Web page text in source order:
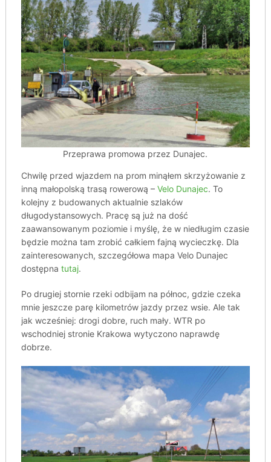
Przeprawa promowa przez Dunajec.
Chwilę przed wjazdem na prom minąłem skrzyżowanie z
inną małopolską trasą rowerową – Velo Dunajec. To
kolejny z budowanych aktualnie szlaków
długodystansowych. Pracę są już na dość
zaawansowanym poziomie i myślę, że w niedługim czasie
będzie można tam zrobić całkiem fajną wycieczkę. Dla
zainteresowanych, szczegółowa mapa Velo Dunajec
dostępna tutaj.
Po drugiej stornie rzeki odbijam na północ, gdzie czeka
mnie jeszcze parę kilometrów jazdy przez wsie. Ale tak
jak wcześniej: drogi dobre, ruch mały. WTR po
wschodniej stronie Krakowa wytyczono naprawdę
dobrze.